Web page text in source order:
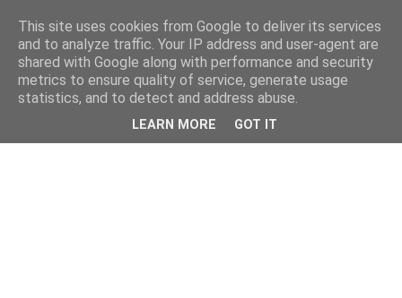
This site uses cookies from Google to deliver its services
and to analyze traffic. Your IP address and user-agent are
shared with Google along with performance and security
metrics to ensure quality of service, generate usage
statistics, and to detect and address abuse.
LEARN MORE GOT IT